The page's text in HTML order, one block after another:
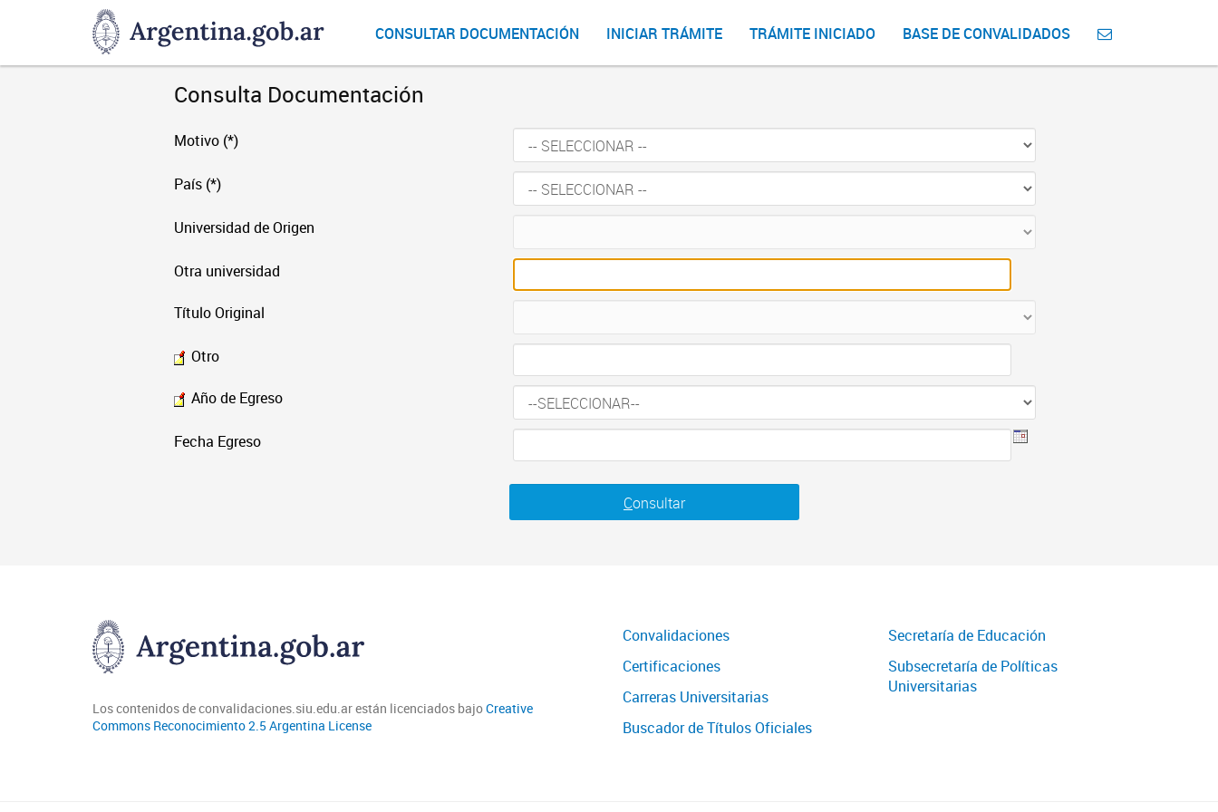
DNGU
Dirección
Nacional
CONSULTAR DOCUMENTACIÓN INICIAR TRÁMITE TRÁMITE INICIADO BASE DE CONVALIDADOS
Consulta Documentación
Motivo (*)
País (*)
Universidad de Origen
Otra universidad
Título Original
Otro
Año de Egreso
Fecha Egreso
Consultar
Los contenidos de convalidaciones.siu.edu.ar están licenciados bajoCreative
Commons Reconocimiento 2.5 Argentina License
Convalidaciones
Certificaciones
Carreras Universitarias
Buscador de Títulos Oficiales
Secretaría de Educación
Subsecretaría de Políticas
Universitarias